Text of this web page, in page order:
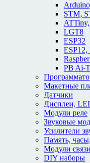
STM,
LGT8
ESP32
ESP12,
PB Ai-
Макетные
Датчики
Дисплеи,
Модули реле
Звуковые
Усилители
Память,
Модули связи
DIY наборы